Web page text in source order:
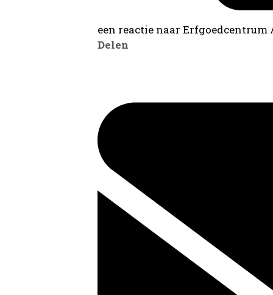
een reactie naar
Delen